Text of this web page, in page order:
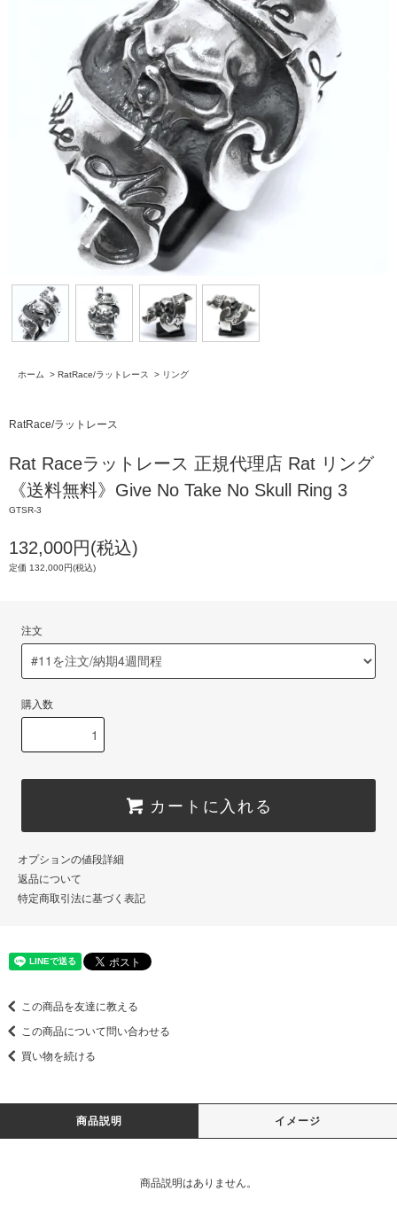
ホーム > RatRace/ラットレース > リング
RatRace/ラットレース
Rat Raceラットレース 正規代理店 Rat リング
《送料無料》Give No Take No Skull Ring 3
GTSR-3
132,000円(税込)
定価 132,000円(税込)
注文
購入数
カートに入れる
オプションの値段詳細
返品について
特定商取引法に基づく表記
この商品を友達に教える
この商品について問い合わせる
買い物を続ける
商品説明 イメージ
商品説明はありません。